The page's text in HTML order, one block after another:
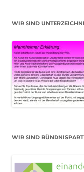
WIR SIND
WIR SIND